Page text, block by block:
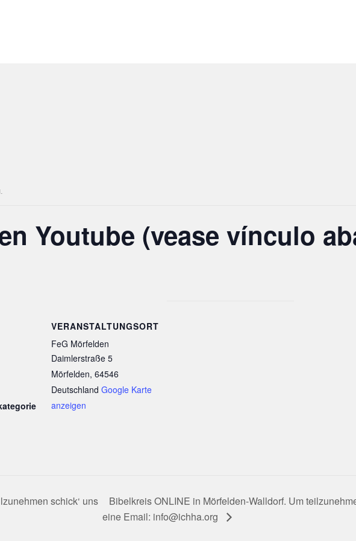
Youtube (vease vínculo
VERANSTALTUNGSORT
FeG Mörfelden
Daimlerstraße 5
Mörfelden, 64546
Deutschland Google Karte
anzeigen
schick‘ uns
Bibelkreis ONLINE in Mörfelden-Walldorf. Um
eine Email: info@ichha.org